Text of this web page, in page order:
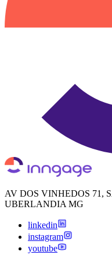
AV DOS VINHEDOS 71,
UBERLANDIA MG
linkedin
instagram
youtube